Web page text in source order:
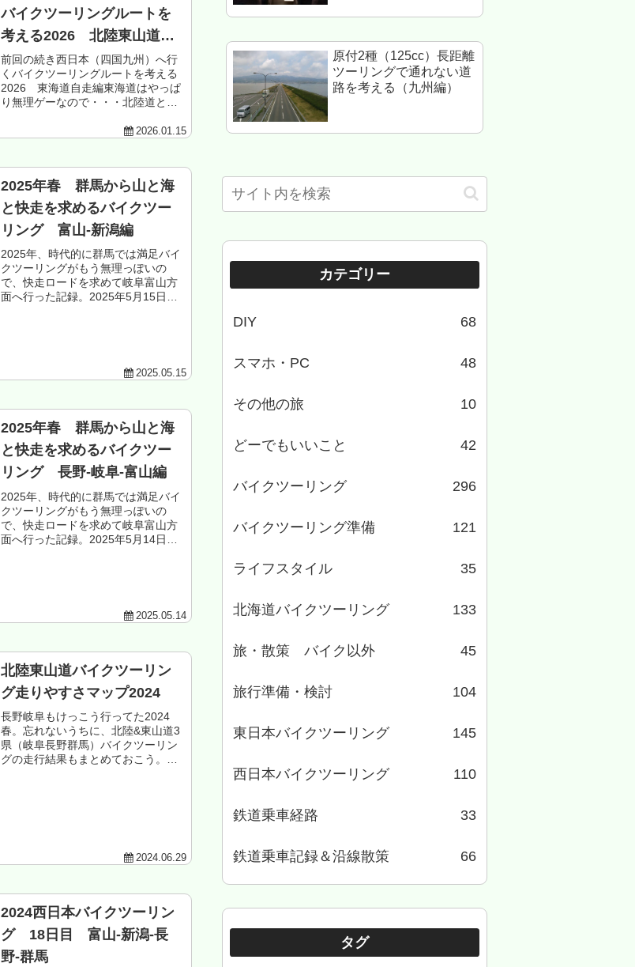
バイクツーリングルートを
考える2026 北陸東山道
編 前編
前回の続き西日本（四国九州）へ行
くバイクツーリングルートを考える
2026 東海道自走編東海道はやっぱ
り無理ゲーなので・・・北陸道と東
ンジョイしつつ西日本へ行くプラン
2026.01.15
2025年春 群馬から山と海
と快走を求めるバイクツー
リング 富山-新潟編
2025年、時代的に群馬では満足バイ
クツーリングがもう無理っぽいの
で、快走ロードを求めて岐阜富山方
面へ行った記録。2025年5月15日
2025.05.15
2025年春 群馬から山と海
と快走を求めるバイクツー
リング 長野-岐阜-富山編
2025年、時代的に群馬では満足バイ
クツーリングがもう無理っぽいの
で、快走ロードを求めて岐阜富山方
面へ行った記録。2025年5月14日
2025.05.14
北陸東山道バイクツーリン
グ走りやすさマップ2024
長野岐阜もけっこう行ってた2024
春。忘れないうちに、北陸&東山道3
県（岐阜長野群馬）バイクツーリン
グの走行結果もまとめておこう。九
2024.06.29
2024西日本バイクツーリン
グ 18日目 富山-新潟-長
野-群馬
原付2種（125cc）長距離
ツーリングで通れない道
路を考える（九州編）
カテゴリー
DIY 68
スマホ・PC 48
その他の旅 10
どーでもいいこと 42
バイクツーリング 296
バイクツーリング準備 121
ライフスタイル 35
北海道バイクツーリング 133
旅・散策 バイク以外 45
旅行準備・検討 104
東日本バイクツーリング 145
西日本バイクツーリング 110
鉄道乗車経路 33
鉄道乗車記録＆沿線散策 66
タグ